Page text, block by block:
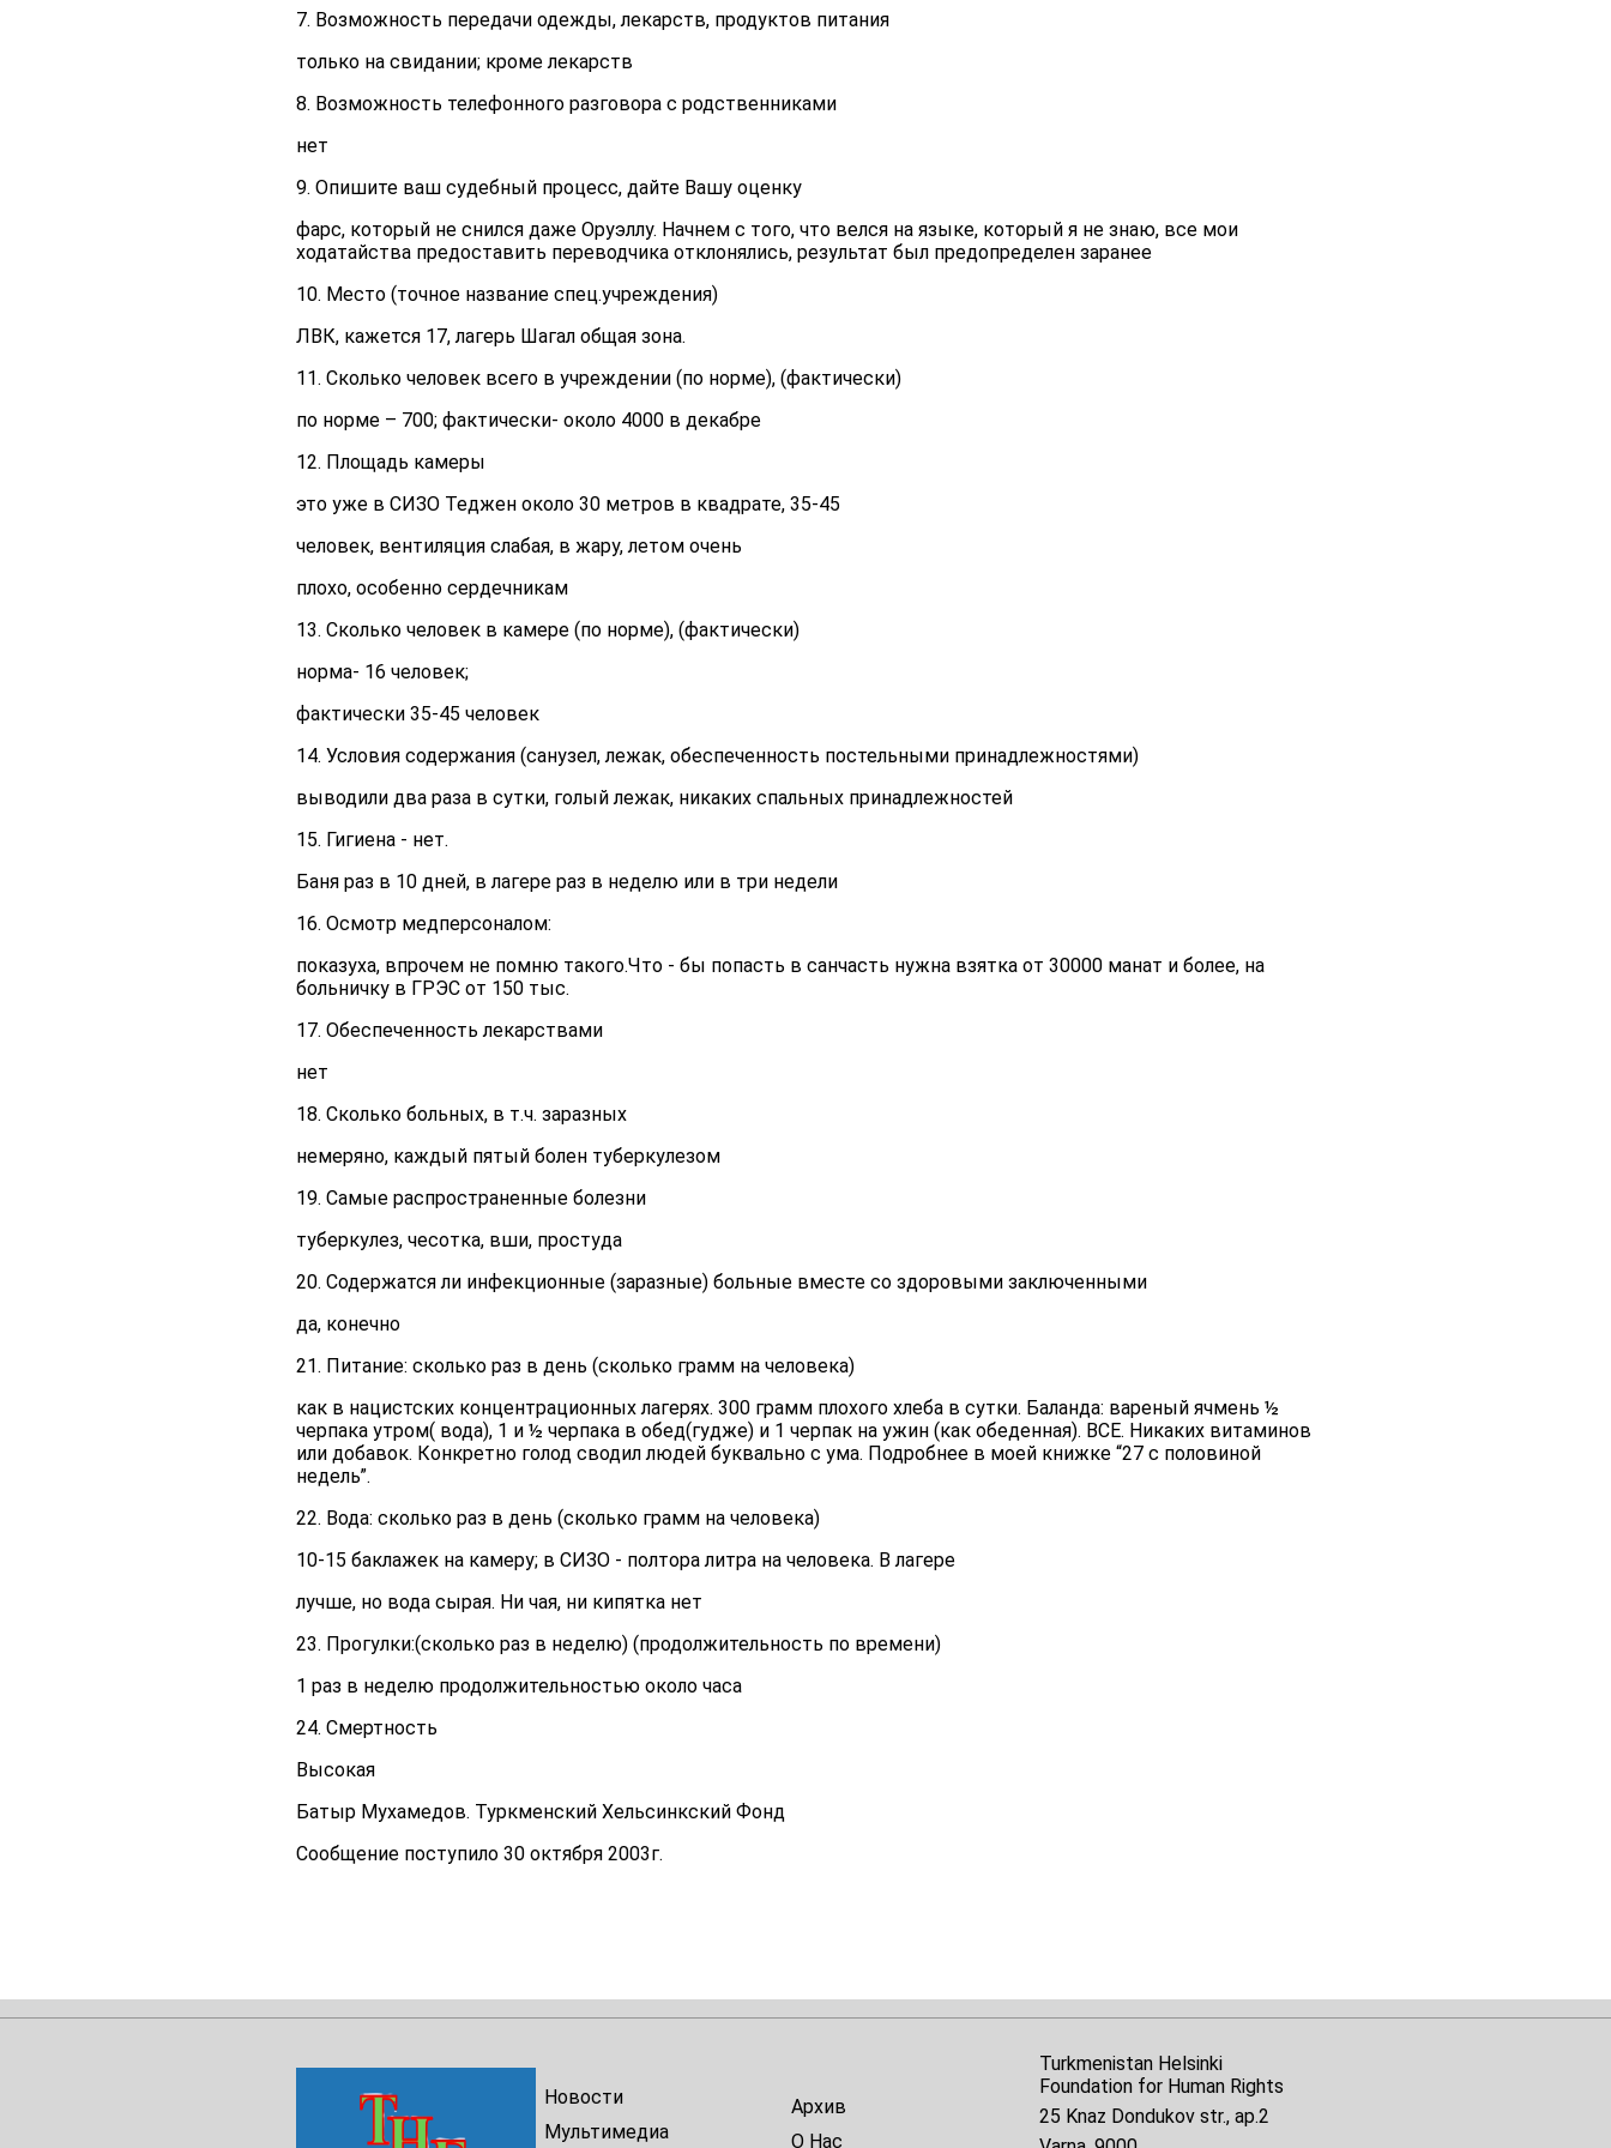
7. Возможность передачи одежды, лекарств, продуктов питания
только на свидании; кроме лекарств
8. Возможность телефонного разговора с родственниками
нет
9. Опишите ваш судебный процесс, дайте Вашу оценку
фарс, который не снился даже Оруэллу. Начнем с того, что велся на языке, который я не знаю, все мои
ходатайства предоставить переводчика отклонялись, результат был предопределен заранее
10. Место (точное название спец.учреждения)
ЛВК, кажется 17, лагерь Шагал общая зона.
11. Сколько человек всего в учреждении (по норме), (фактически)
по норме – 700; фактически- около 4000 в декабре
12. Площадь камеры
это уже в СИЗО Теджен около 30 метров в квадрате, 35-45
человек, вентиляция слабая, в жару, летом очень
плохо, особенно сердечникам
13. Сколько человек в камере (по норме), (фактически)
норма- 16 человек;
фактически 35-45 человек
14. Условия содержания (санузел, лежак, обеспеченность постельными принадлежностями)
выводили два раза в сутки, голый лежак, никаких спальных принадлежностей
15. Гигиена - нет.
Баня раз в 10 дней, в лагере раз в неделю или в три недели
16. Осмотр медперсоналом:
показуха, впрочем не помню такого.Что - бы попасть в санчасть нужна взятка от 30000 манат и более, на
больничку в ГРЭС от 150 тыс.
17. Обеспеченность лекарствами
нет
18. Сколько больных, в т.ч. заразных
немеряно, каждый пятый болен туберкулезом
19. Самые распространенные болезни
туберкулез, чесотка, вши, простуда
20. Содержатся ли инфекционные (заразные) больные вместе со здоровыми заключенными
да, конечно
21. Питание: сколько раз в день (сколько грамм на человека)
как в нацистских концентрационных лагерях. 300 грамм плохого хлеба в сутки. Баланда: вареный ячмень ½
черпака утром( вода), 1 и ½ черпака в обед(гудже) и 1 черпак на ужин (как обеденная). ВСЕ. Никаких витаминов
или добавок. Конкретно голод сводил людей буквально с ума. Подробнее в моей книжке “27 с половиной
недель”.
22. Вода: сколько раз в день (сколько грамм на человека)
10-15 баклажек на камеру; в СИЗО - полтора литра на человека. В лагере
лучше, но вода сырая. Ни чая, ни кипятка нет
23. Прогулки:(сколько раз в неделю) (продолжительность по времени)
1 раз в неделю продолжительностью около часа
24. Смертность
Высокая
Батыр Мухамедов. Туркменский Хельсинкский Фонд
Сообщение поступило 30 октября 2003г.
Новости
Мультимедиа
Архив
О Нас
Turkmenistan Helsinki
Foundation for Human Rights
25 Knaz Dondukov str., ap.2